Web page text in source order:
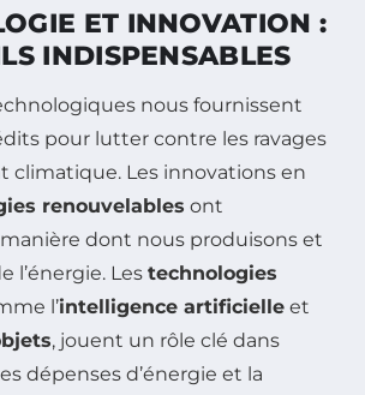
ET INNOVATION :
INDISPENSABLES
nous fournissent
pour lutter contre les ravages
climatique. Les innovations en
renouvelables ont
dont nous produisons et
l’énergie. Les technologies
l’intelligence artificielle et
, jouent un rôle clé dans
dépenses d’énergie et la